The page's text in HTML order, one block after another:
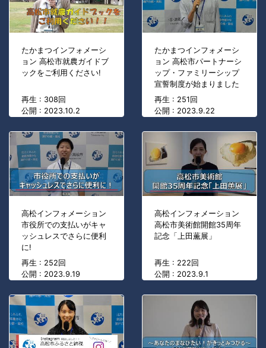
たかまつインフォメーシ
ョン 高松市就農ガイドブ
ックをご利用ください!
再生 : 308回
公開 : 2023.10.2
たかまつインフォメーシ
ョン 高松市パートナーシ
ップ・ファミリーシップ
宣誓制度が始まりました
再生 : 251回
公開 : 2023.9.22
高松インフォメーション
市役所での支払いがキャ
ッシュレスでさらに便利
に!
再生 : 252回
公開 : 2023.9.19
高松インフォメーション
高松市美術館開館35周年
記念「上田薫展」
再生 : 222回
公開 : 2023.9.1